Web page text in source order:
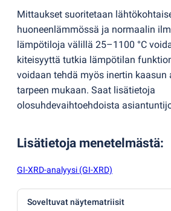
Mittaukset suoritetaan
huoneenlämmössä ja normaalin
lämpötiloja välillä 25–1100 °C
kiteisyyttä tutkia lämpötilan
voidaan tehdä myös inertin kaasun
tarpeen mukaan. Saat lisätietoja
olosuhdevaihtoehdoista
Lisätietoja menetelmästä:
GI-XRD-analyysi (GI-XRD)
Soveltuvat näytematriisit